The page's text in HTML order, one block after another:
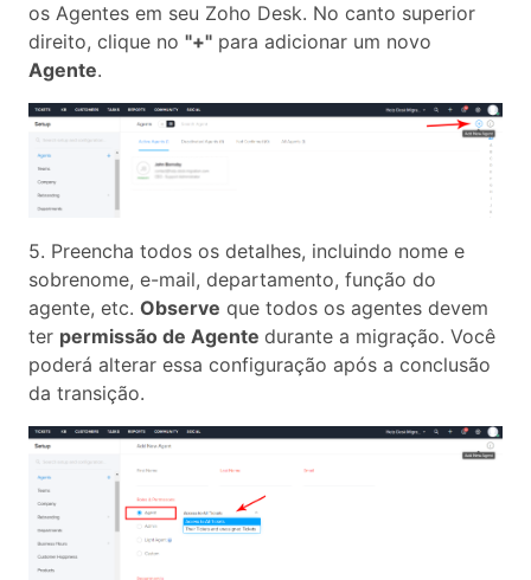
os Agentes em seu Zoho Desk. No canto superior
direito, clique no "+" para adicionar um novo
Agente.
5. Preencha todos os detalhes, incluindo nome e
sobrenome, e-mail, departamento, função do
agente, etc. Observe que todos os agentes devem
ter permissão de Agente durante a migração. Você
poderá alterar essa configuração após a conclusão
da transição.